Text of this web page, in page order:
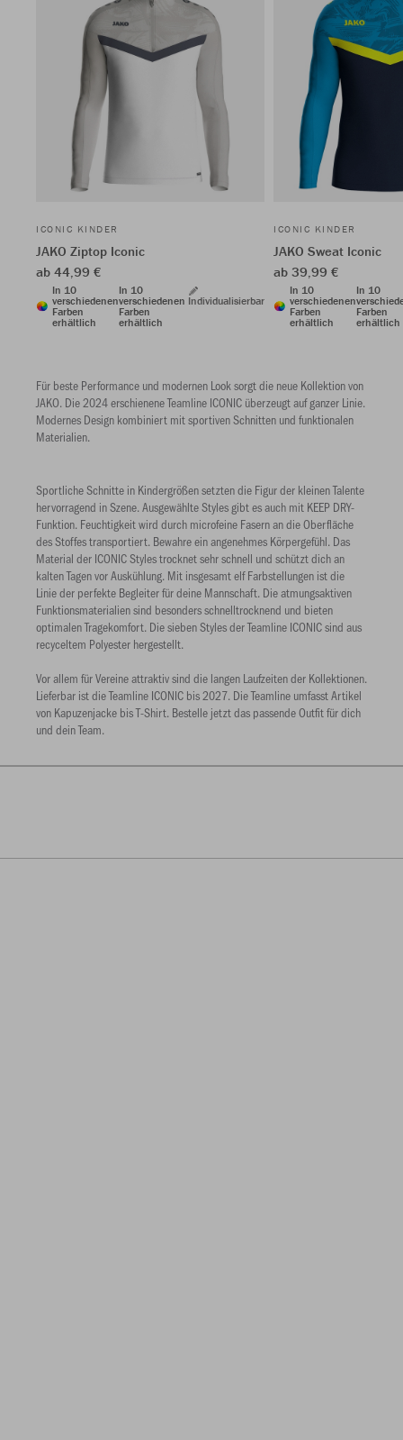
ICONIC KINDER
JAKO Ziptop Iconic
ab 44,99 €
In 10
verschiedenen
Farben
erhältlich
In 10
verschiedenen
Farben
erhältlich
Individualisierbar
ICONIC KINDER
JAKO Sweat Iconic
ab 39,99 €
In 10
verschiedenen
Farben
erhältlich
In 10
Farben
erhältlich
Für beste Performance und modernen Look sorgt die neue Kollektion von
JAKO. Die 2024 erschienene Teamline ICONIC überzeugt auf ganzer Linie.
Modernes Design kombiniert mit sportiven Schnitten und funktionalen
Materialien.
Sportliche Schnitte in Kindergrößen setzten die Figur der kleinen Talente
hervorragend in Szene. Ausgewählte Styles gibt es auch mit KEEP DRY-
Funktion. Feuchtigkeit wird durch microfeine Fasern an die Oberfläche
des Stoffes transportiert. Bewahre ein angenehmes Körpergefühl. Das
Material der ICONIC Styles trocknet sehr schnell und schützt dich an
kalten Tagen vor Auskühlung. Mit insgesamt elf Farbstellungen ist die
Linie der perfekte Begleiter für deine Mannschaft. Die atmungsaktiven
Funktionsmaterialien sind besonders schnelltrocknend und bieten
optimalen Tragekomfort. Die sieben Styles der Teamline ICONIC sind aus
recyceltem Polyester hergestellt.
Vor allem für Vereine attraktiv sind die langen Laufzeiten der Kollektionen.
Lieferbar ist die Teamline ICONIC bis 2027. Die Teamline umfasst Artikel
von Kapuzenjacke bis T-Shirt. Bestelle jetzt das passende Outfit für dich
und dein Team.